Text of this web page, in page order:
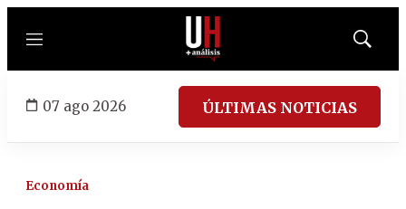
Menú
Mostrar
07 ago 2026 ÚLTIMAS NOTICIAS
Economía